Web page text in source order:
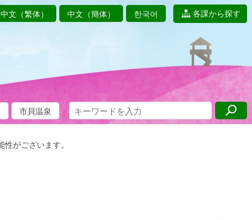
中文（繁体） 中文（簡体） 한국어 各課から探す
市貝温泉
がございます。